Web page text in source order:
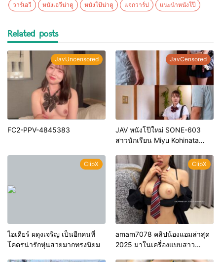
วาร์เอวี หนังเอวีน่าดู หนังโป้น่าดู แจกวาร์ป แนะนำหนังโป๊
Related posts
JavUncensored
FC2-PPV-4845383
JavCensored
JAV หนังโป๊ใหม่ SONE-603
สาวนักเรียน Miyu Kohinata
ClipX
ไอเดียร์ ผดุงเจริญ เป็นอีกคนที่
โคตรน่ารักหุ่นสวยมากทรงนิยม
ClipX
amam7078 คลิปน้องแอมล่าสุด
2025 มาในเครื่องแบบสาว